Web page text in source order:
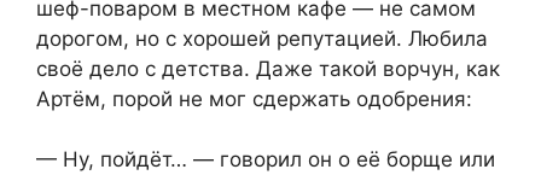
шеф-поваром в местном кафе — не самом
дорогом, но с хорошей репутацией. Любила
своё дело с детства. Даже такой ворчун, как
Артём, порой не мог сдержать одобрения:
— Ну, пойдёт… — говорил он о её борще или